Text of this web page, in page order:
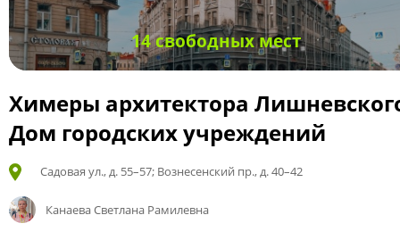
14 свободных мест
Химеры архитектора
Дом городских учреждений
Садовая ул., д. 55–57; Вознесенский пр., д. 40–42
Канаева Светлана Рамилевна